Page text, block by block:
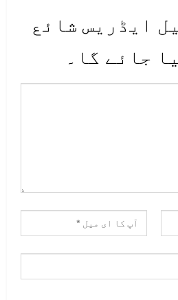
ایڈریس شائع
جائے گا۔